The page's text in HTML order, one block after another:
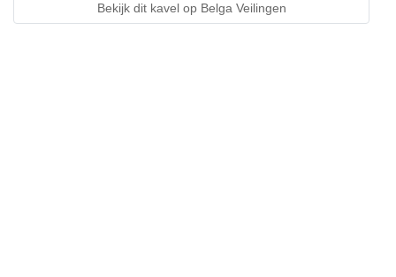
Bekijk dit kavel op Belga Veilingen